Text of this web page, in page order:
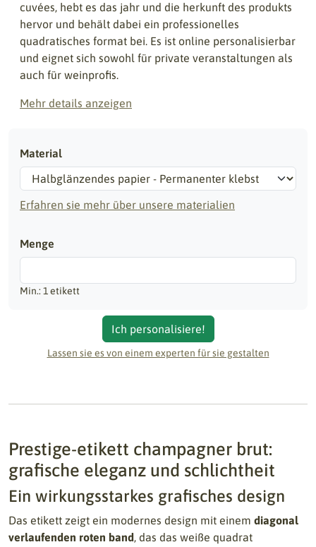
cuvées, hebt es das jahr und die herkunft des produkts
hervor und behält dabei ein professionelles
quadratisches format bei. Es ist online personalisierbar
und eignet sich sowohl für private veranstaltungen als
auch für weinprofis.
Mehr details anzeigen
Material
Erfahren sie mehr über unsere materialien
Menge
Min.: 1 etikett
Lassen sie es von einem experten für sie gestalten
Ich personalisiere!
Prestige-etikett champagner brut:
grafische eleganz und schlichtheit
Ein wirkungsstarkes grafisches design
Das etikett zeigt ein modernes design mit einem diagonal
verlaufenden roten band, das das weiße quadrat